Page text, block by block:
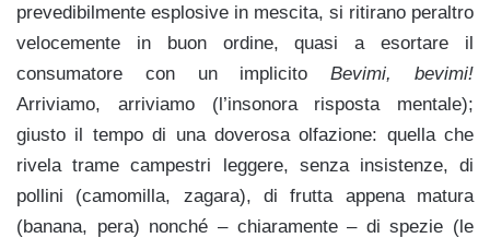
prevedibilmente esplosive in mescita, si ritirano peraltro
velocemente in buon ordine, quasi a esortare il
consumatore con un implicitoBevimi, bevimi!
Arriviamo, arriviamo (l’insonora risposta mentale);
giusto il tempo di una doverosa olfazione: quella che
rivela trame campestri leggere, senza insistenze, di
pollini (camomilla, zagara), di frutta appena matura
(banana, pera) nonché – chiaramente – di spezie (le